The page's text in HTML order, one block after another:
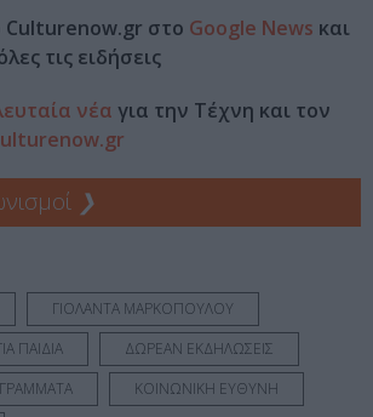
Culturenow.gr στο Google News και
τις ειδήσεις
νέα για την Τέχνη και τον
❯
ΓΙΟΛΑΝΤΑ ΜΑΡΚΟΠΟΥΛΟΥ
ΠΑΙΔΙΑ
ΔΩΡΕΑΝ ΕΚΔΗΛΩΣΕΙΣ
ΚΟΙΝΩΝΙΚΗ ΕΥΘΥΝΗ